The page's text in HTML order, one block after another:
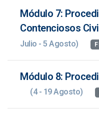
Módulo 7:
Contenciosos
Julio - 5 Agosto)
Módulo 8:
(4 - 19 Agosto)